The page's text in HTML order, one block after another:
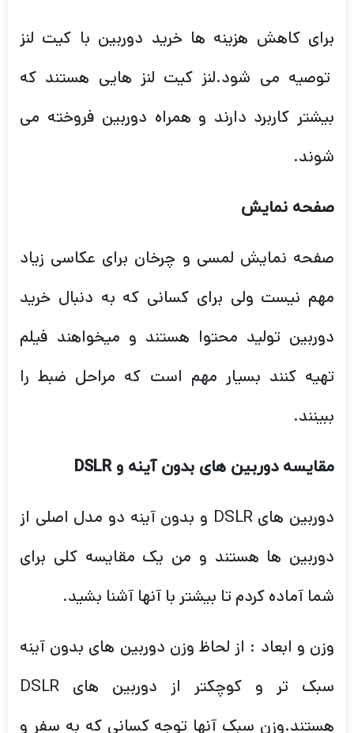
برای کاهش هزینه ها خرید دوربین با کیت لنز
توصیه می شود.لنز کیت لنز هایی هستند که
بیشتر کاربرد دارند و همراه دوربین فروخته می
شوند.
صفحه نمایش
صفحه نمایش لمسی و چرخان برای عکاسی زیاد
مهم نیست ولی برای کسانی که به دنبال خرید
دوربین تولید محتوا هستند و میخواهند فیلم
تهیه کنند بسیار مهم است که مراحل ضبط را
ببینند.
مقایسه دوربین های بدون آینه وDSLR
دوربین های DSLR و بدون آینه دو مدل اصلی از
دوربین ها هستند و من یک مقایسه کلی برای
شما آماده کردم تا بیشتر با آنها آشنا بشید.
وزن و ابعاد : از لحاظ وزن دوربین های بدون آینه
سبک تر و کوچکتر از دوربین های DSLR
هستند.وزن سبک آنها توجه کسانی که به سفر و